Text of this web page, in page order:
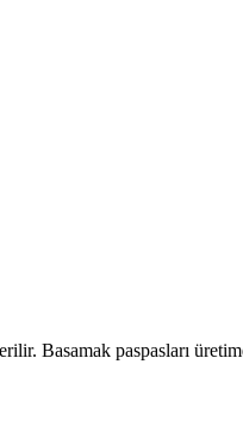
Basamak paspasları